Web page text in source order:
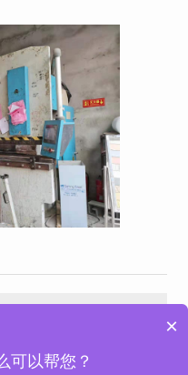
×
可以帮您？